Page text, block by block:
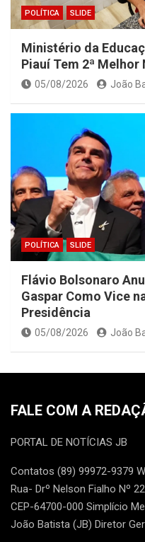
POLÍTICA SLIDE
Ministério da
Piauí Tem 2ª Melhor
05/08/2026 João
POLÍTICA SLIDE
Flávio Bolsonaro
Gaspar Como Vice
Presidência
05/08/2026 João
FALE COM A
PORTAL DE NOTÍCIAS JB
Contatos (89) 99972-9379
Rua- Drº Nelson Fialho Nº
CEP-64700-000 Simplício
João Batista (JB) Diretor